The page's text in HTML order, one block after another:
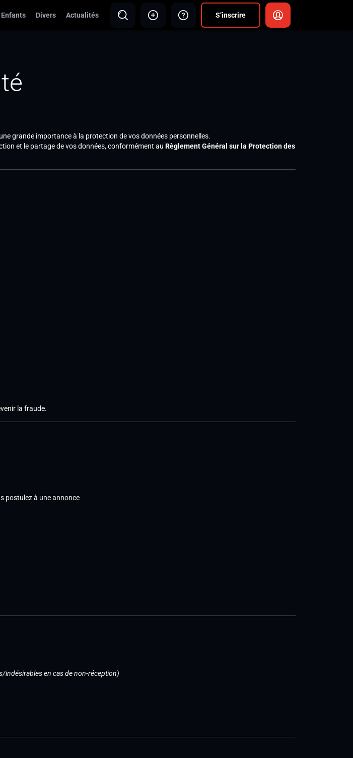
Divers Actualités S’inscrire
grande importance à la protection de vos données personnelles.
et le partage de vos données, conformément au Règlement Général sur la Protection des
la fraude.
postulez à une annonce
indésirables en cas de non-réception)